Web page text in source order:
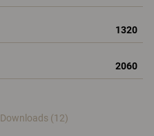
1320
2060
Downloads (12)